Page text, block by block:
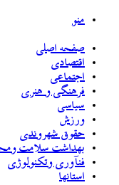
منو
صفحه اصلی
اقتصادی
اجتماعی
فرهنگی و هنری
سیاسی
ورزش
حقوق شهروندی
بهداشت سلامت
فنآوری وتکنولوژی
استانها